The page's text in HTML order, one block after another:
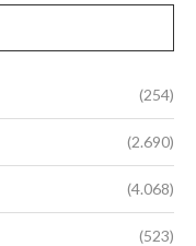
(254)
(2.690)
(4.068)
(523)